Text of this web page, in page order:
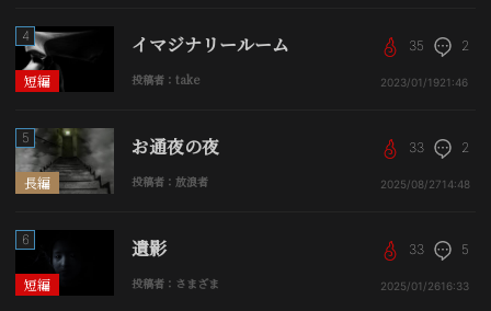
短編
4 イマジナリールーム
投稿者：take
35 2
2023/01/1921:46
長編
5 お通夜の夜
投稿者：放浪者
33 2
2025/08/2714:48
短編
6 遺影
投稿者：さまざま
33 5
2025/01/2616:33